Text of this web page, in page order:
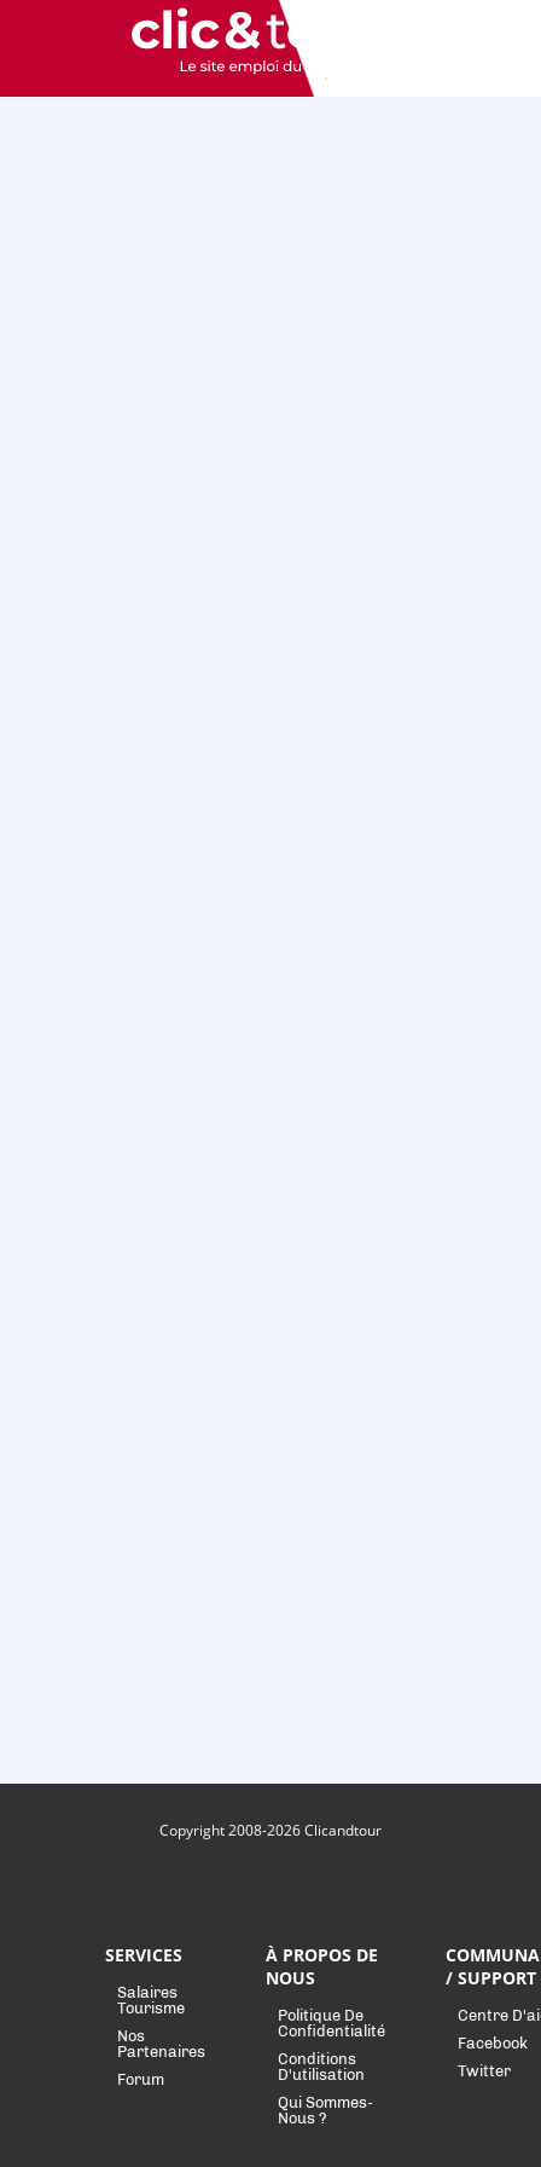
Copyright 2008-2026 Clicandtour
SERVICES
Salaires
Tourisme
Nos
Partenaires
Forum
À PROPOS DE
NOUS
Politique De
Confidentialité
Conditions
D'utilisation
Qui Sommes-
Nous ?
/ SUPPORT
Centre
Facebook
Twitter